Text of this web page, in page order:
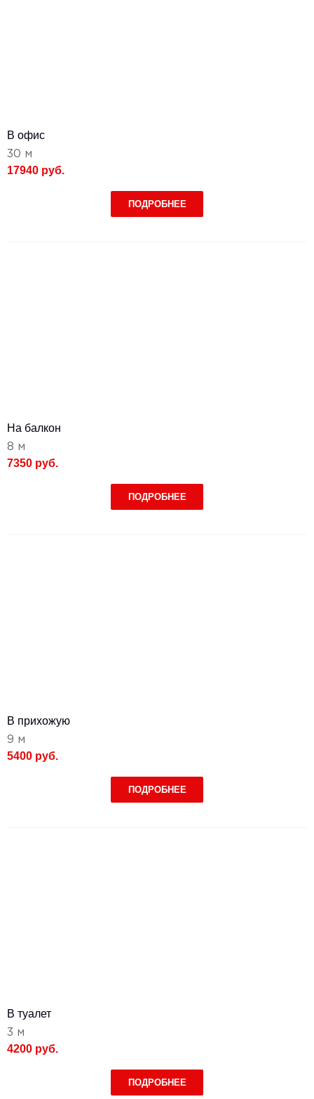
В офис
30 м
17940 руб.
ПОДРОБНЕЕ
На балкон
8 м
7350 руб.
ПОДРОБНЕЕ
В прихожую
9 м
5400 руб.
ПОДРОБНЕЕ
В туалет
3 м
4200 руб.
ПОДРОБНЕЕ